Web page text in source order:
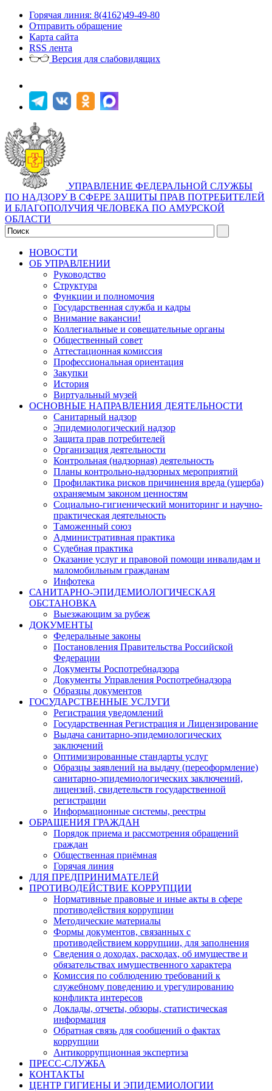
Горячая линия: 8(4162)49-49-80
Отправить обращение
Карта сайта
RSS лента
Версия для слабовидящих
УПРАВЛЕНИЕ ФЕДЕРАЛЬНОЙ СЛУЖБЫ
ПО НАДЗОРУ В СФЕРЕ ЗАЩИТЫ ПРАВ ПОТРЕБИТЕЛЕЙ
И БЛАГОПОЛУЧИЯ ЧЕЛОВЕКА ПО АМУРСКОЙ
ОБЛАСТИ
НОВОСТИ
ОБ УПРАВЛЕНИИ
Руководство
Структура
Функции и полномочия
Государственная служба и кадры
Внимание вакансии!
Коллегиальные и совещательные органы
Общественный совет
Аттестационная комиссия
Профессиональная ориентация
Закупки
История
Виртуальный музей
ОСНОВНЫЕ НАПРАВЛЕНИЯ ДЕЯТЕЛЬНОСТИ
Санитарный надзор
Эпидемиологический надзор
Защита прав потребителей
Организация деятельности
Контрольная (надзорная) деятельность
Планы контрольно-надзорных мероприятий
Профилактика рисков причинения вреда (ущерба)
охраняемым законом ценностям
Социально-гигиенический мониторинг и научно-
практическая деятельность
Таможенный союз
Административная практика
Судебная практика
Оказание услуг и правовой помощи инвалидам и
маломобильным гражданам
Инфотека
САНИТАРНО-ЭПИДЕМИОЛОГИЧЕСКАЯ
ОБСТАНОВКА
Выезжающим за рубеж
ДОКУМЕНТЫ
Федеральные законы
Постановления Правительства Российской
Федерации
Документы Роспотребнадзора
Документы Управления Роспотребнадзора
Образцы документов
ГОСУДАРСТВЕННЫЕ УСЛУГИ
Регистрация уведомлений
Государственная Регистрация и Лицензирование
Выдача санитарно-эпидемиологических
заключений
Оптимизированные стандарты услуг
Образцы заявлений на выдачу (переоформление)
санитарно-эпидемиологических заключений,
лицензий, свидетельств государственной
регистрации
Информационные системы, реестры
ОБРАЩЕНИЯ ГРАЖДАН
Порядок приема и рассмотрения обращений
граждан
Общественная приёмная
Горячая линия
ДЛЯ ПРЕДПРИНИМАТЕЛЕЙ
ПРОТИВОДЕЙСТВИЕ КОРРУПЦИИ
Нормативные правовые и иные акты в сфере
противодействия коррупции
Методические материалы
Формы документов, связанных с
противодействием коррупции, для заполнения
Сведения о доходах, расходах, об имуществе и
обязательствах имущественного характера
Комиссия по соблюдению требований к
служебному поведению и урегулированию
конфликта интересов
Доклады, отчеты, обзоры, статистическая
информация
Обратная связь для сообщений о фактах
коррупции
Антикоррупционная экспертиза
ПРЕСС-СЛУЖБА
КОНТАКТЫ
ЦЕНТР ГИГИЕНЫ И ЭПИДЕМИОЛОГИИ